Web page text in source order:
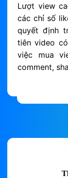
Lượt view
các chỉ số
quyết định
tiên video
việc mua
comment,